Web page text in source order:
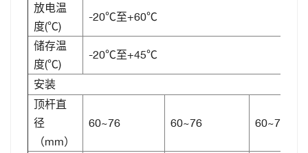
放电温
度(℃)
-20℃至+60℃
储存温
度(℃)
-20℃至+45℃
安装
顶杆直
径
（mm）
60~76 60~76 60~76